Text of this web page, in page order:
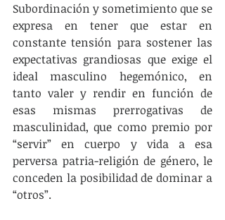
Subordinación y sometimiento que se
expresa en tener que estar en
constante tensión para sostener las
expectativas grandiosas que exige el
ideal masculino hegemónico, en
tanto valer y rendir en función de
esas mismas prerrogativas de
masculinidad, que como premio por
“servir” en cuerpo y vida a esa
perversa patria-religión de género, le
conceden la posibilidad de dominar a
“otros”.